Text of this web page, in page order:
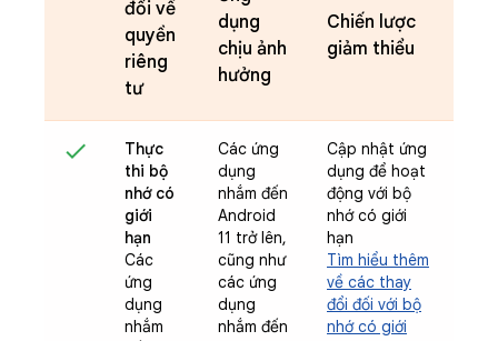
đổi về
quyền
riêng
tư
dụng
chịu ảnh
hưởng
Chiến lược
giảm thiểu
Thực
thi bộ
nhớ có
giới
hạn
Các
ứng
dụng
nhắm
Các ứng
dụng
nhắm đến
Android
11 trở lên,
cũng như
các ứng
dụng
nhắm đến
Cập nhật ứng
dụng để hoạt
động với bộ
nhớ có giới
hạn
Tìm hiểu thêm
về các thay
đổi đối với bộ
nhớ có giới